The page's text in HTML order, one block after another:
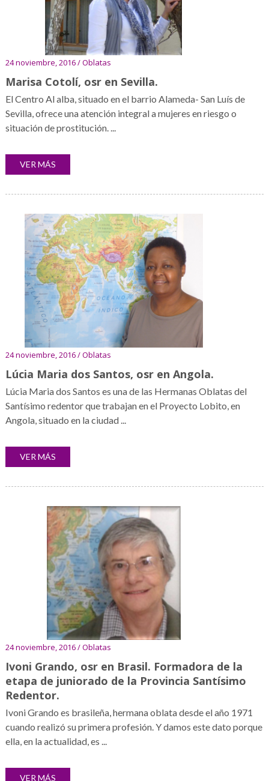
24 noviembre, 2016 / Oblatas
Marisa Cotolí, osr en Sevilla.
El Centro Al alba, situado en el barrio Alameda- San Luís de
Sevilla, ofrece una atención integral a mujeres en riesgo o
situación de prostitución. ...
VER MÁS
24 noviembre, 2016 / Oblatas
Lúcia Maria dos Santos, osr en Angola.
Lúcia Maria dos Santos es una de las Hermanas Oblatas del
Santísimo redentor que trabajan en el Proyecto Lobito, en
Angola, situado en la ciudad ...
VER MÁS
24 noviembre, 2016 / Oblatas
Ivoni Grando, osr en Brasil. Formadora de la
etapa de juniorado de la Provincia Santísimo
Redentor.
Ivoni Grando es brasileña, hermana oblata desde el año 1971
cuando realizó su primera profesión. Y damos este dato porque
ella, en la actualidad, es ...
VER MÁS